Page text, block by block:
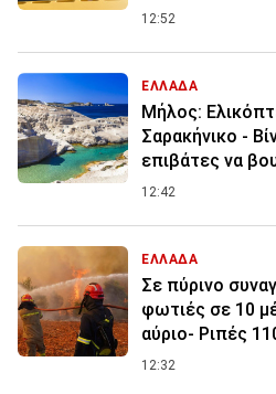
12:52
ΕΛΛΑΔΑ
Μήλος:
Σαρακήνικο -
επιβάτες να
12:42
ΕΛΛΑΔΑ
Σε πύρινο
φωτιές σε 10
αύριο- Ριπές
12:32